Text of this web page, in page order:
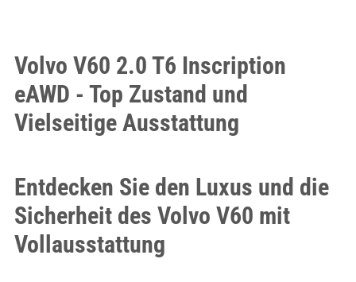
Volvo V60 2.0 T6 Inscription
eAWD - Top Zustand und
Vielseitige Ausstattung
Entdecken Sie den Luxus und die
Sicherheit des Volvo V60 mit
Vollausstattung